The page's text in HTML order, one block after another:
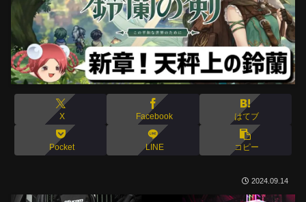
X Facebook はてブ
Pocket LINE コピー
2024.09.14